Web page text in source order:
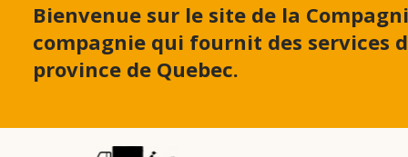
Bienvenue sur le site de la
compagnie qui fournit des services
province de Quebec.